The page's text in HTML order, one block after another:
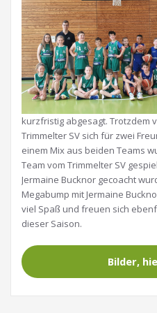
kurzfristig abgesagt. Trotzdem
Trimmelter SV sich für zwei
einem Mix aus beiden Teams
Team vom Trimmelter SV
Jermaine Bucknor gecoacht
Megabump mit Jermaine
viel Spaß und freuen sich
dieser Saison.
Bilder,